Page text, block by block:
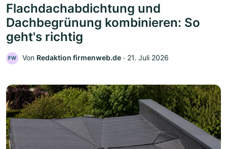
Flachdachabdichtung und
Dachbegrünung kombinieren: So
geht's richtig
FW Von Redaktion firmenweb.de ‧ 21. Juli 2026